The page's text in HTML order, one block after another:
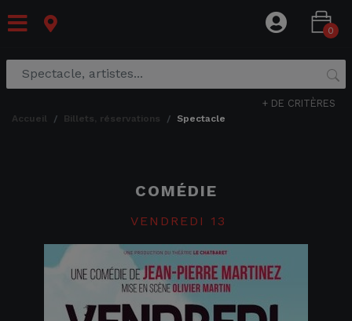
0
+ DE CRITÈRES
accueil billets, réservations spectacle
COMÉDIE
VENDREDI 13